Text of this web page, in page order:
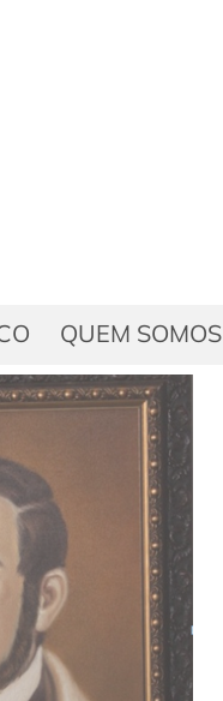
QUEM SOMOS